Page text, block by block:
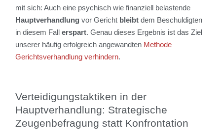
mit sich: Auch eine psychisch wie finanziell belastende
Hauptverhandlung vor Gericht bleibt dem Beschuldigten
in diesem Fallerspart. Genau dieses Ergebnis ist das Ziel
unserer häufig erfolgreich angewandten Methode
Gerichtsverhandlung verhindern.
Verteidigungstaktiken in der
Hauptverhandlung: Strategische
Zeugenbefragung statt Konfrontation